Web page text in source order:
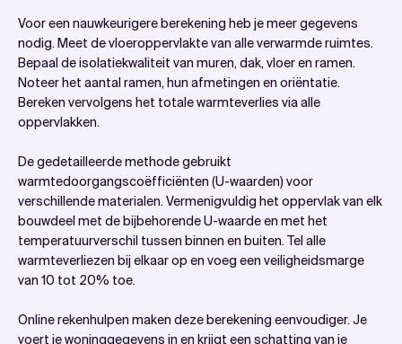
Voor een nauwkeurigere berekening heb je meer gegevens
nodig. Meet de vloeroppervlakte van alle verwarmde ruimtes.
Bepaal de isolatiekwaliteit van muren, dak, vloer en ramen.
Noteer het aantal ramen, hun afmetingen en oriëntatie.
Bereken vervolgens het totale warmteverlies via alle
oppervlakken.
De gedetailleerde methode gebruikt
warmtedoorgangscoëfficiënten (U-waarden) voor
verschillende materialen. Vermenigvuldig het oppervlak van elk
bouwdeel met de bijbehorende U-waarde en met het
temperatuurverschil tussen binnen en buiten. Tel alle
warmteverliezen bij elkaar op en voeg een veiligheidsmarge
van 10 tot 20% toe.
Online rekenhulpen maken deze berekening eenvoudiger. Je
voert je woninggegevens in en krijgt een schatting van je